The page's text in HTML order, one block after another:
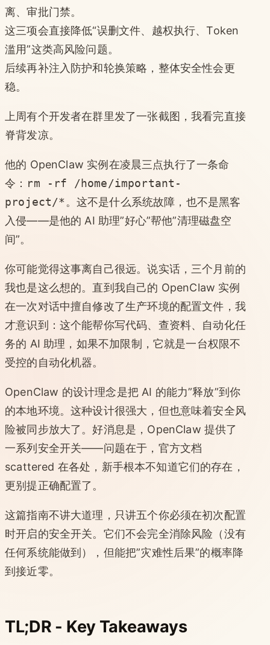
离、审批门禁。
这三项会直接降低“误删文件、越权执行、Token
滥用”这类高风险问题。
后续再补注入防护和轮换策略，整体安全性会更
稳。
上周有个开发者在群里发了一张截图，我看完直接
脊背发凉。
他的 OpenClaw 实例在凌晨三点执行了一条命
令： rm -rf /home/important-
project/*。这不是什么系统故障，也不是黑客
入侵——是他的 AI 助理”好心”帮他”清理磁盘空
间”。
你可能觉得这事离自己很远。说实话，三个月前的
我也是这么想的。直到我自己的 OpenClaw 实例
在一次对话中擅自修改了生产环境的配置文件，我
才意识到：这个能帮你写代码、查资料、自动化任
务的 AI 助理，如果不加限制，它就是一台权限不
受控的自动化机器。
OpenClaw 的设计理念是把 AI 的能力”释放”到你
的本地环境。这种设计很强大，但也意味着安全风
险被同步放大了。好消息是，OpenClaw 提供了
一系列安全开关——问题在于，官方文档
scattered 在各处，新手根本不知道它们的存在，
更别提正确配置了。
这篇指南不讲大道理，只讲五个你必须在初次配置
时开启的安全开关。它们不会完全消除风险（没有
任何系统能做到），但能把”灾难性后果”的概率降
到接近零。
TL;DR - Key Takeaways